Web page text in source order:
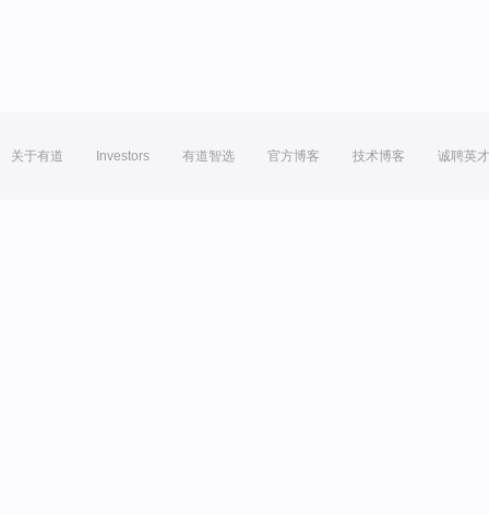
关于有道 Investors 有道智选 官方博客 技术博客 诚聘英才